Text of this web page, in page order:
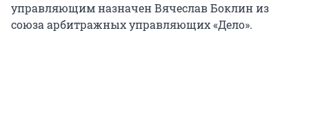
управляющим назначен Вячеслав Боклин из
союза арбитражных управляющих «Дело».